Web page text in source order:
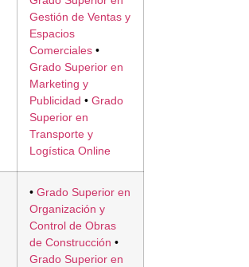
Gestión de Ventas y
Espacios
Comerciales •
Grado Superior en
Marketing y
Publicidad • Grado
Superior en
Transporte y
Logística Online
• Grado Superior en
Organización y
Control de Obras
de Construcción •
Grado Superior en